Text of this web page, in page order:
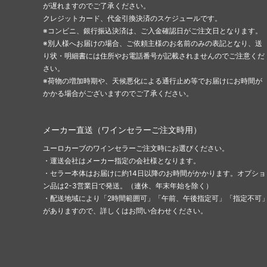
が遅れますのでご了承ください。
クレジットカード、代金引換決済のスケジュールです。
※コンビニ、銀行振込決済は、ご入金確認日がご注文日となります。
※別人様へお届けの場合、ご依頼主様のお名前のみの表記となり、送
り状・明細書には住所やお電話番号が記載されませんのでご注意くだ
さい。
※荷物の増加時期や、天候悪化による通行止め等でお届けにお時間が
かかる場合がございますのでご了承ください。
メーカー直送（ワインセラーご注文時用）
ユーロカーブのワインセラーご注文時にお選びください。
・運送会社はメーカー指定の会社様となります。
・セラー本体はお届けに約14日以降のお時間がかかります。オプショ
ン品は2-3営業日で発送。（連休、年末年始を除く）
・配送地域により「2時間範囲可」「午前、午後指定可」「指定不可
がありますので、詳しくはお問い合わせください。